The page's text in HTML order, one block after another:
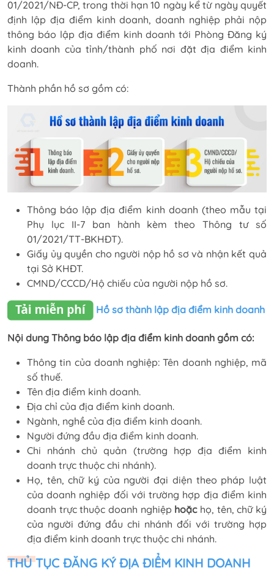
01/2021/NĐ-CP, trong thời hạn 10 ngày kể từ ngày quyết
định lập địa điểm kinh doanh, doanh nghiệp phải nộp
thông báo lập địa điểm kinh doanh tới Phòng Đăng ký
kinh doanh của tỉnh/thành phố nơi đặt địa điểm kinh
doanh.
Thành phần hồ sơ gồm có:
Thông báo lập địa điểm kinh doanh (theo mẫu tại
Phụ lục II-7 ban hành kèm theo Thông tư số
01/2021/TT-BKHĐT).
Giấy ủy quyền cho người nộp hồ sơ và nhận kết quả
tại Sở KHĐT.
CMND/CCCD/Hộ chiếu của người nộp hồ sơ.
Hồ sơ thành lập địa điểm kinh doanh
Nội dung Thông báo lập địa điểm kinh doanh gồm có:
Thông tin của doanh nghiệp: Tên doanh nghiệp, mã
số thuế.
Tên địa điểm kinh doanh.
Địa chỉ của địa điểm kinh doanh.
Ngành, nghề của địa điểm kinh doanh.
Người đứng đầu địa điểm kinh doanh.
Chi nhánh chủ quản (trường hợp địa điểm kinh
doanh trực thuộc chi nhánh).
Họ, tên, chữ ký của người đại diện theo pháp luật
của doanh nghiệp đối với trường hợp địa điểm kinh
doanh trực thuộc doanh nghiệp hoặc họ, tên, chữ ký
của người đứng đầu chi nhánh đối với trường hợp
địa điểm kinh doanh trực thuộc chi nhánh.
THỦ TỤC ĐĂNG KÝ ĐỊA ĐIỂM KINH DOANH